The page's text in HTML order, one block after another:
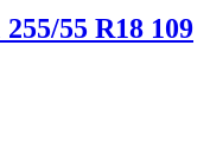
255/55 R18 109